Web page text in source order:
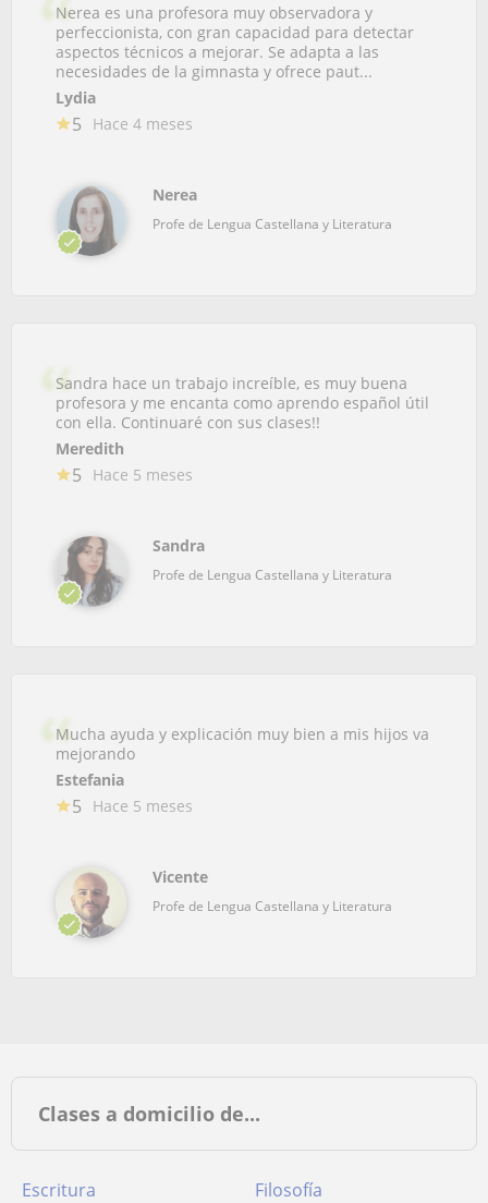
Nerea es una profesora muy observadora y
perfeccionista, con gran capacidad para detectar
aspectos técnicos a mejorar. Se adapta a las
necesidades de la gimnasta y ofrece paut...
Lydia
5 Hace 4 meses
Nerea
Profe de Lengua Castellana y Literatura
Sandra hace un trabajo increíble, es muy buena
profesora y me encanta como aprendo español útil
con ella. Continuaré con sus clases!!
Meredith
5 Hace 5 meses
Sandra
Profe de Lengua Castellana y Literatura
Mucha ayuda y explicación muy bien a mis hijos va
mejorando
Estefania
5 Hace 5 meses
Vicente
Profe de Lengua Castellana y Literatura
Clases a domicilio de...
Escritura
Filosofía